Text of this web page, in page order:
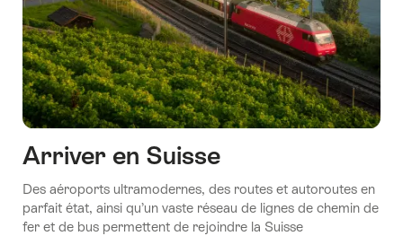
Arriver en Suisse
Des aéroports ultramodernes, des routes et autoroutes en
parfait état, ainsi qu’un vaste réseau de lignes de chemin de
fer et de bus permettent de rejoindre la Suisse